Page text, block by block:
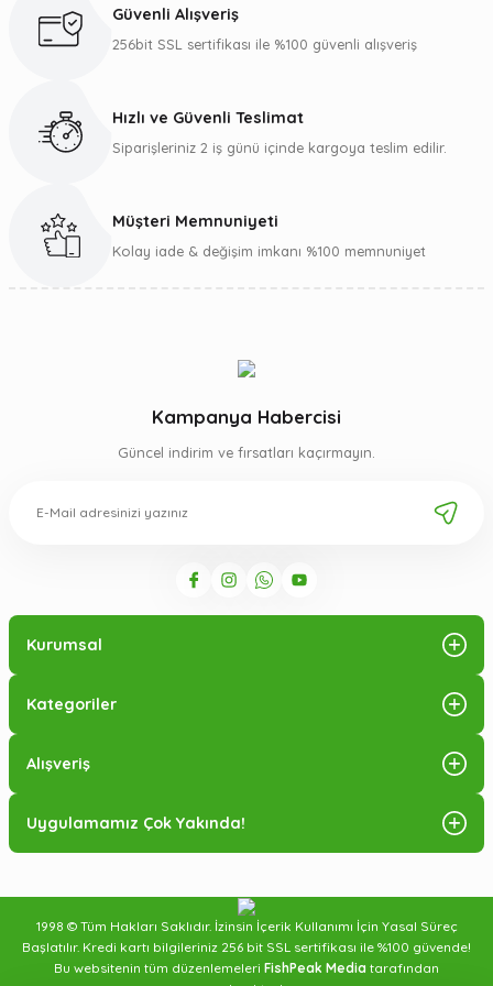
Ürün bilgilerinde hatalar bulunuyor.
Gönder
Güvenli Alışveriş
256bit SSL sertifikası ile %100 güvenli alışveriş
Hızlı ve Güvenli Teslimat
Siparişleriniz 2 iş günü içinde kargoya teslim edilir.
Müşteri Memnuniyeti
Kolay iade & değişim imkanı %100 memnuniyet
Kampanya Habercisi
Güncel indirim ve fırsatları kaçırmayın.
Kurumsal
Kategoriler
Alışveriş
Uygulamamız Çok Yakında!
1998 © Tüm Hakları Saklıdır. İzinsin İçerik Kullanımı İçin Yasal Süreç
Başlatılır. Kredi kartı bilgileriniz 256 bit SSL sertifikası ile %100 güvende!
Bu websitenin tüm düzenlemeleri FishPeak Media tarafından